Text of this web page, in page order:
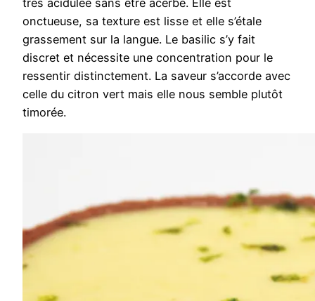
très acidulée sans être acerbe. Elle est
onctueuse, sa texture est lisse et elle s’étale
grassement sur la langue. Le basilic s’y fait
discret et nécessite une concentration pour le
ressentir distinctement. La saveur s’accorde avec
celle du citron vert mais elle nous semble plutôt
timorée.